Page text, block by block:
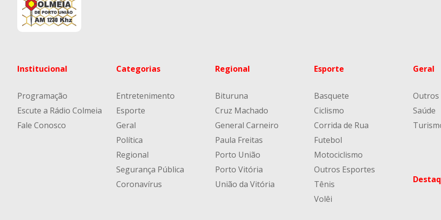
Institucional
Programação
Escute a Rádio Colmeia
Fale Conosco
Categorias
Entretenimento
Esporte
Geral
Política
Regional
Segurança Pública
Coronavírus
Regional
Bituruna
Cruz Machado
General Carneiro
Paula Freitas
Porto União
Porto Vitória
União da Vitória
Esporte
Basquete
Ciclismo
Corrida de Rua
Futebol
Motociclismo
Outros Esportes
Tênis
Volêi
Geral
Outros
Saúde